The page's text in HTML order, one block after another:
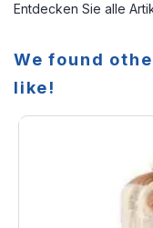
Entdecken Sie alle
We found
like!